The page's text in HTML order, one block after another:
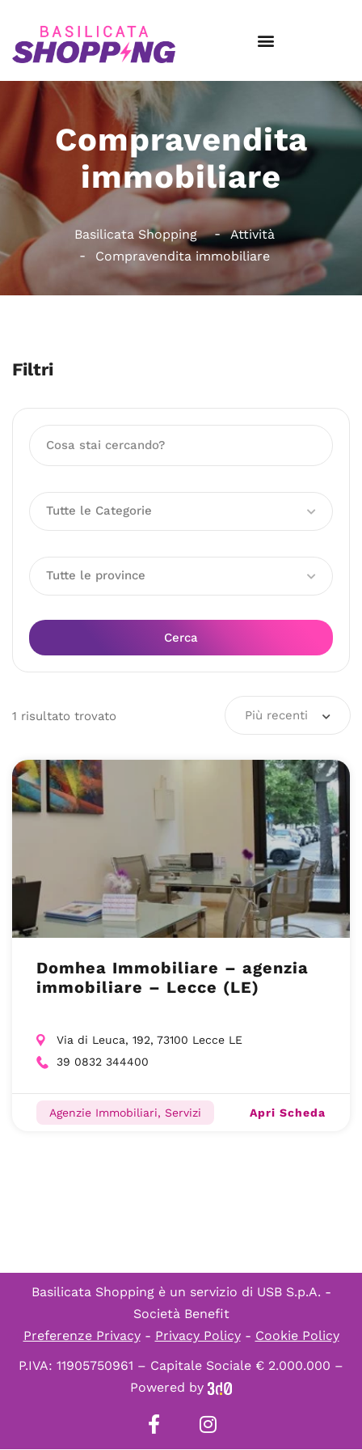
Compravendita
immobiliare
Basilicata Shopping
Attività
Compravendita immobiliare
Filtri
Tutte le Categorie
Tutte le province
Cerca
1 risultato trovato Più recenti
Domhea Immobiliare – agenzia
immobiliare – Lecce (LE)
Via di Leuca, 192, 73100 Lecce LE
39 0832 344400
Agenzie Immobiliari, Servizi Apri Scheda
Basilicata Shopping è un servizio di USB S.p.A. -
Società Benefit
Preferenze Privacy- Privacy Policy- Cookie Policy
P.IVA: 11905750961 – Capitale Sociale € 2.000.000 –
Powered by